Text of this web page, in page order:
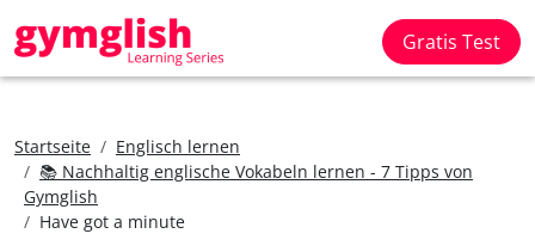
Gratis Test
Startseite
Englisch lernen
📚 Nachhaltig englische Vokabeln lernen - 7 Tipps von
Gymglish
Have got a minute